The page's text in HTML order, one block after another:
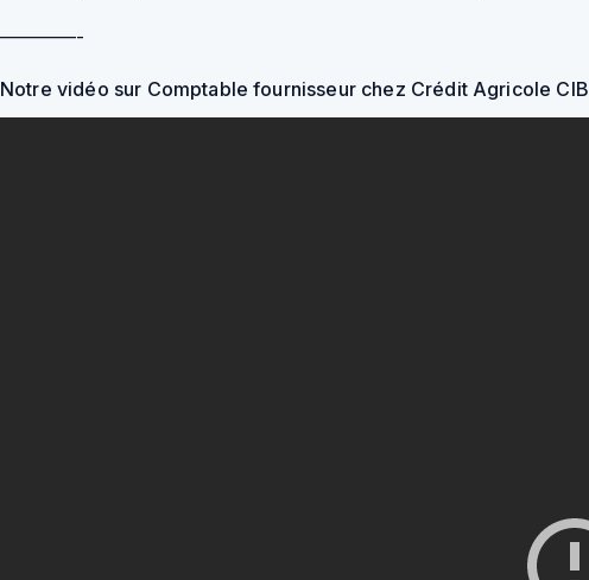
————-
Notre vidéo sur Comptable fournisseur chez Crédit Agricole CIB